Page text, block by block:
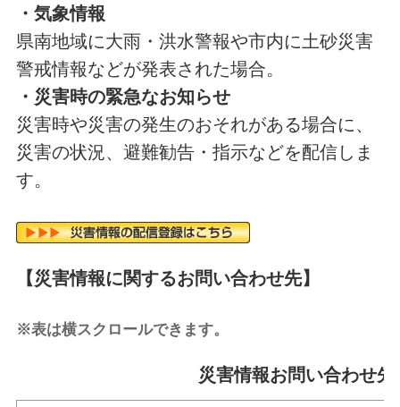
・気象情報
県南地域に大雨・洪水警報や市内に土砂災害
警戒情報などが発表された場合。
・災害時の緊急なお知らせ
災害時や災害の発生のおそれがある場合に、
災害の状況、避難勧告・指示などを配信しま
す。
【災害情報に関するお問い合わせ先】
※表は横スクロールできます。
災害情報お問い合わせ先